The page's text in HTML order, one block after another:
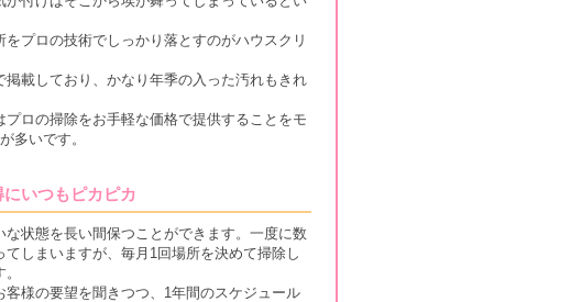
ですが、照明器具に埃がついている
プロの技術でしっかり落とすのがハウスクリ
載しており、かなり年季の入った汚れもきれ
ロの掃除をお手軽な価格で提供することをモ
多いです。
いつもピカピカ
状態を長い間保つことができます。一度に数
しまいますが、毎月1回場所を決めて掃除し
様の要望を聞きつつ、1年間のスケジュール